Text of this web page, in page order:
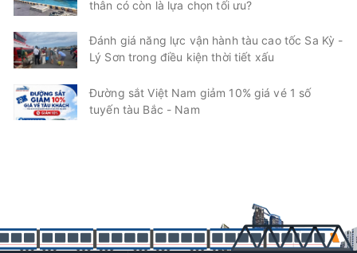
thân có còn là lựa chọn tối ưu?
Đánh giá năng lực vận hành tàu cao tốc Sa Kỳ -
Lý Sơn trong điều kiện thời tiết xấu
Đường sắt Việt Nam giảm 10% giá vé 1 số
tuyến tàu Bắc - Nam